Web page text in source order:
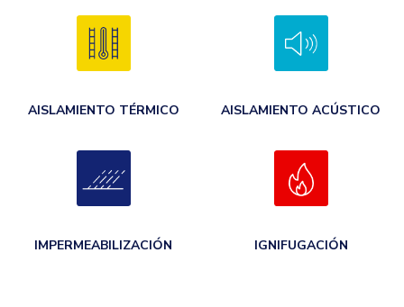
AISLAMIENTO TÉRMICO AISLAMIENTO ACÚSTICO
IMPERMEABILIZACIÓN IGNIFUGACIÓN